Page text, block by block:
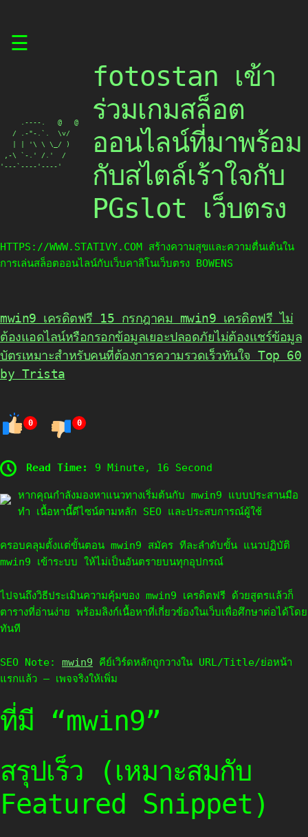
☰
     .----.   @   @
   / .-"-.`.  \v/
   | | '\ \ \_/ )
,-\ `-.' /.'  /
'---`----'----'
fotostan เข้า
ร่วมเกมสล็อต
ออนไลน์ที่มาพร้อม
กับสไตล์เร้าใจกับ
PGslot เว็บตรง
HTTPS://WWW.STATIVY.COM สร้างความสุขและความตื่นเต้นใน
การเล่นสล็อตออนไลน์กับเว็บคาสิโนเว็บตรง BOWENS
mwin9 เครดิตฟรี 15 กรกฎาคม mwin9 เครดิตฟรี ไม่
ต้องแอดไลน์หรือกรอกข้อมูลเยอะปลอดภัยไม่ต้องแชร์ข้อมูล
บัตรเหมาะสำหรับคนที่ต้องการความรวดเร็วทันใจ Top 60
by Trista
0 0
Read Time: 9 Minute, 16 Second
หากคุณกำลังมองหาแนวทางเริ่มต้นกับ mwin9 แบบประสานมือ
ทำ เนื้อหานี้ดีไซน์ตามหลัก SEO และประสบการณ์ผู้ใช้
ครอบคลุมตั้งแต่ขั้นตอน mwin9 สมัคร ทีละลำดับขั้น แนวปฏิบัติ
mwin9 เข้าระบบ ให้ไม่เป็นอันตรายบนทุกอุปกรณ์
ไปจนถึงวิธีประเมินความคุ้มของ mwin9 เครดิตฟรี ด้วยสูตรแล้วก็
ตารางที่อ่านง่าย พร้อมลิงก์เนื้อหาที่เกี่ยวข้องในเว็บเพื่อศึกษาต่อได้โดย
ทันที
SEO Note: mwin9 คีย์เวิร์ดหลักถูกวางใน URL/Title/ย่อหน้า
แรกแล้ว — เพจจริงให้เพิ่ม
ที่มี “mwin9”
สรุปเร็ว (เหมาะสมกับ
Featured Snippet)